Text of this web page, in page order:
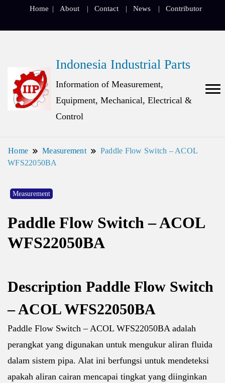
Home About Contact News Contributor
Indonesia Industrial Parts
Information of Measurement,
Equipment, Mechanical, Electrical &
Control
Home Measurement
Paddle Flow Switch – ACOL
WFS22050BA
Measurement
Paddle Flow Switch – ACOL
WFS22050BA
Description Paddle Flow Switch
– ACOL WFS22050BA
Paddle Flow Switch – ACOL WFS22050BA adalah
perangkat yang digunakan untuk mengukur aliran fluida
dalam sistem pipa. Alat ini berfungsi untuk mendeteksi
apakah aliran cairan mencapai tingkat yang diinginkan